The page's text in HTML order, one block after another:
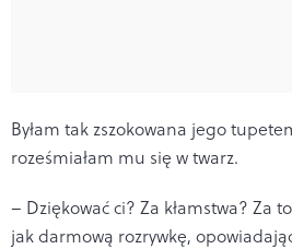
Byłam tak zszokowana jego
roześmiałam mu się w twarz.
– Dziękować ci? Za kłamstwa? Za
jak darmową rozrywkę,